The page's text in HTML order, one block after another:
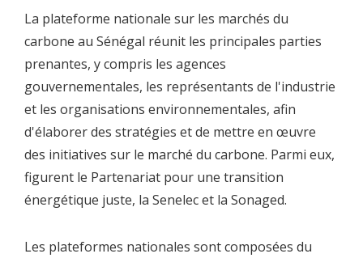
La plateforme nationale sur les marchés du
carbone au Sénégal réunit les principales parties
prenantes, y compris les agences
gouvernementales, les représentants de l'industrie
et les organisations environnementales, afin
d'élaborer des stratégies et de mettre en œuvre
des initiatives sur le marché du carbone. Parmi eux,
figurent le Partenariat pour une transition
énergétique juste, la Senelec et la Sonaged.
Les plateformes nationales sont composées du